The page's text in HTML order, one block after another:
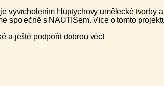
vyvrcholením Huptychovy umělecké tvorby
společně s NAUTISem. Více o tomto
a ještě podpořit dobrou věc!